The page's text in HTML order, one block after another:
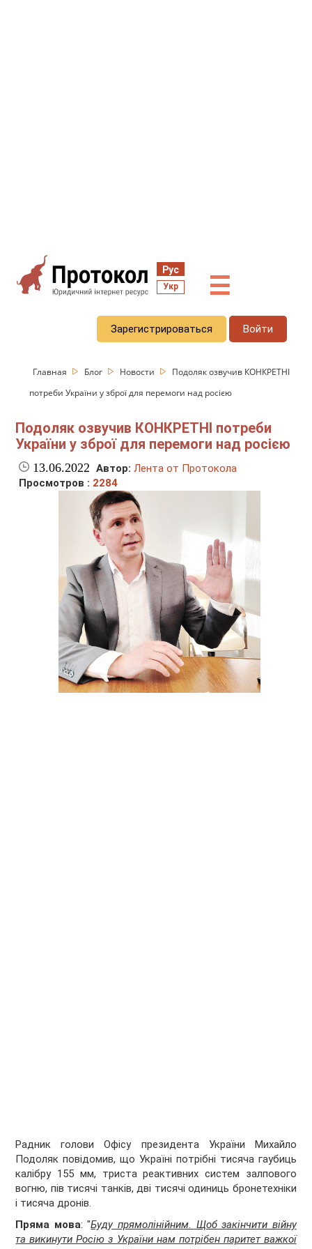
Рус
Укр ☰
Зарегистрироваться Войти
Главная Блог Новости
Подоляк озвучив КОНКРЕТНІ
потреби України у зброї для перемоги над росією
Подоляк озвучив КОНКРЕТНІ потреби
України у зброї для перемоги над росією
13.06.2022 Автор: Лента от Протокола
Просмотров : 2284
Радник голови Офісу президента України Михайло
Подоляк повідомив, що Україні потрібні тисяча гаубиць
калібру 155 мм, триста реактивних систем залпового
вогню, пів тисячі танків, дві тисячі одиниць бронетехніки
і тисяча дронів.
Пряма мова: "Буду прямолінійним. Щоб закінчити війну
та викинути Росію з України нам потрібен паритет важкої